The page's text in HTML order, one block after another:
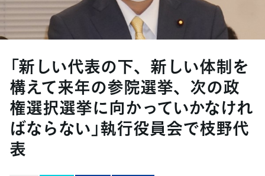
「新しい代表の下、新しい体制を
構えて来年の参院選挙、次の政
権選択選挙に向かっていかなけれ
ばならない」執行役員会で枝野代
表